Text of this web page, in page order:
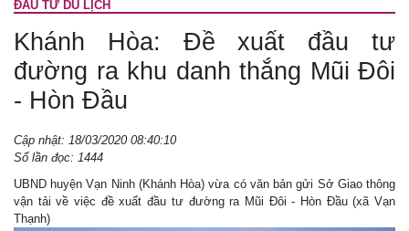
ÐẦU TƯ DU LỊCH
Khánh Hòa: Đề xuất đầu tư
đường ra khu danh thắng Mũi Đôi
- Hòn Đầu
Cập nhật: 18/03/2020 08:40:10
Số lần đọc: 1444
UBND huyện Vạn Ninh (Khánh Hòa) vừa có văn bản gửi Sở Giao thông
vận tải về việc đề xuất đầu tư đường ra Mũi Đôi - Hòn Đầu (xã Vạn
Thạnh)